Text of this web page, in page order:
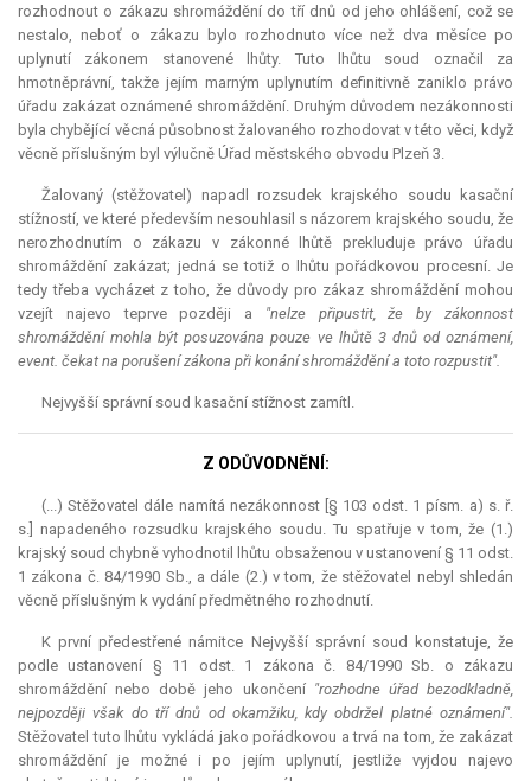
rozhodnout o zákazu shromáždění do tří dnů od jeho ohlášení, což se
nestalo, neboť o zákazu bylo rozhodnuto více než dva měsíce po
uplynutí zákonem stanovené lhůty. Tuto lhůtu soud označil za
hmotněprávní, takže jejím marným uplynutím definitivně zaniklo právo
úřadu zakázat oznámené shromáždění. Druhým důvodem nezákonnosti
byla chybějící věcná působnost žalovaného rozhodovat v této věci, když
věcně příslušným byl výlučně Úřad městského obvodu Plzeň 3.
Žalovaný (stěžovatel) napadl rozsudek krajského soudu kasační
stížností, ve které především nesouhlasil s názorem krajského soudu, že
nerozhodnutím o zákazu v zákonné lhůtě prekluduje právo úřadu
shromáždění zakázat; jedná se totiž o lhůtu pořádkovou procesní. Je
tedy třeba vycházet z toho, že důvody pro zákaz shromáždění mohou
vzejít najevo teprve později a "nelze připustit, že by zákonnost
shromáždění mohla být posuzována pouze ve lhůtě 3 dnů od oznámení,
event. čekat na porušení zákona při konání shromáždění a toto rozpustit".
Nejvyšší správní soud kasační stížnost zamítl.
Z ODŮVODNĚNÍ:
(...) Stěžovatel dále namítá nezákonnost [§ 103 odst. 1 písm. a) s. ř.
s.] napadeného rozsudku krajského soudu. Tu spatřuje v tom, že (1.)
krajský soud chybně vyhodnotil lhůtu obsaženou v ustanovení § 11 odst.
1 zákona č. 84/1990 Sb., a dále (2.) v tom, že stěžovatel nebyl shledán
věcně příslušným k vydání předmětného rozhodnutí.
K první předestřené námitce Nejvyšší správní soud konstatuje, že
podle ustanovení § 11 odst. 1 zákona č. 84/1990 Sb. o zákazu
shromáždění nebo době jeho ukončení "rozhodne úřad bezodkladně,
nejpozději však do tří dnů od okamžiku, kdy obdržel platné oznámení".
Stěžovatel tuto lhůtu vykládá jako pořádkovou a trvá na tom, že zakázat
shromáždění je možné i po jejím uplynutí, jestliže vyjdou najevo